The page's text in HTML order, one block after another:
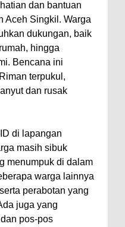
dan bantuan
Aceh Singkil. Warga
dukungan, baik
hingga
Bencana ini
terpukul,
dan rusak
di lapangan
masih sibuk
menumpuk di dalam
warga lainnya
perabotan yang
juga yang
pos-pos